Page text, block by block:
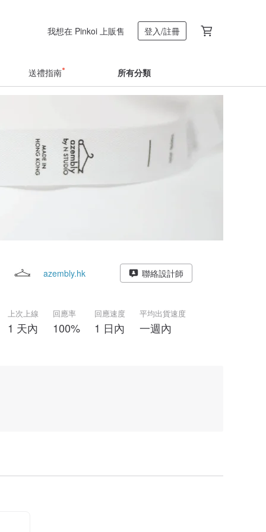
我想在 Pinkoi 上販售 登入/註冊
送禮指南 所有分類
azembly.hk 聯絡設計師
上次上線
1 天內
回應率
100%
回應速度
1 日內
平均出貨速度
一週內